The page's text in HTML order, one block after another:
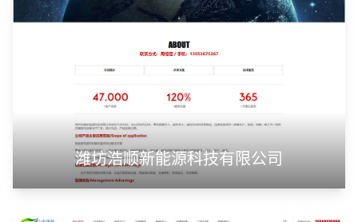
潍坊浩顺新能源科技有限公司